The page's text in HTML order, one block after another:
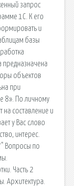
запрос
1С. К его
и
базы
объектов
при
8». По личному
составление и
у Вас слово
интерес.
Вопросы по
Часть 2
Архитектура.